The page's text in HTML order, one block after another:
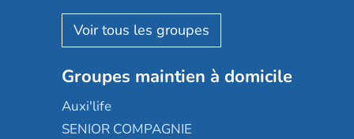
Aquarelia
Nexity edenea
Les jardins d'Arcadie
Occitalia
Appartseniors
Korian
Emera
Groupe SOS
Le Noble Âge
Almage
Groupes maintien à domicile
Auxi'life
SENIOR COMPAGNIE